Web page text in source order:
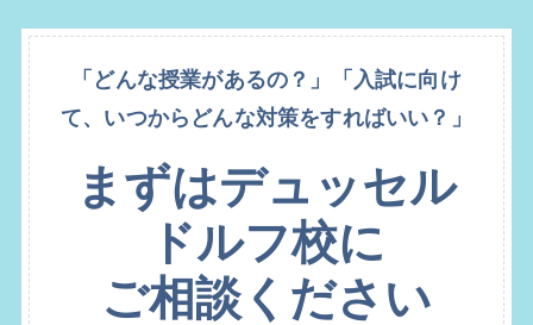
「どんな授業があるの？」「入試に向け
て、いつからどんな対策をすればいい？」
まずはデュッセル
ドルフ校に
ご相談ください